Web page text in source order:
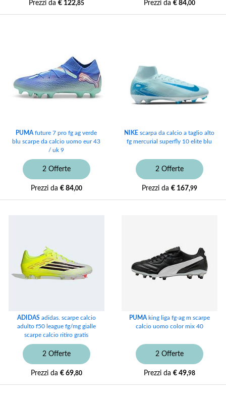
Prezzi da € 122,85 Prezzi da € 84,00
PUMA future 7 pro fg ag verde
blu scarpe da calcio uomo eur 43
/ uk 9
2 Offerte
Prezzi da € 84,00
NIKE scarpa da calcio a taglio alto
fg mercurial superfly 10 elite blu
2 Offerte
Prezzi da € 167,99
ADIDAS adidas. scarpe calcio
adulto f50 league fg/mg gialle
scarpe calcio ritiro gratis
2 Offerte
Prezzi da € 69,80
PUMAking liga fg-ag m scarpe
calcio uomo color mix 40
2 Offerte
Prezzi da € 49,98